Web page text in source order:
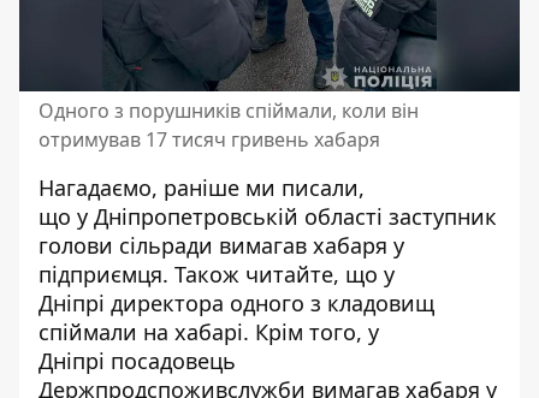
Одного з порушників спіймали, коли він
отримував 17 тисяч гривень хабаря
Нагадаємо, раніше ми писали,
що у Дніпропетровській області заступник
голови сільради вимагав хабаря у
підприємця. Також читайте, що у
Дніпрі директора одного з кладовищ
спіймали на хабарі. Крім того, у
Дніпрі посадовець
Держпродспоживслужби вимагав хабаря у